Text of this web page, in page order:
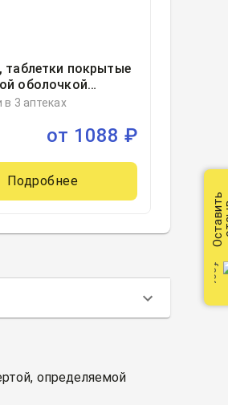
таблетки покрытые
оболочкой
блистер, 30,
в 3 аптеках
от 1088 ₽
Подробнее
определяемой
Оставить